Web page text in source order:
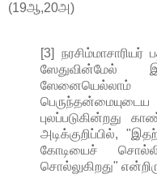
(19ஆ,20அ)
[3] நரசிம்மாசாரியர்
புலப்படுகின்றது
அடிக்குறிப்பில்,
கோடியைச்
சொல்லுகிறது"